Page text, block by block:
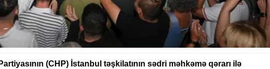
(CHP) İstanbul təşkilatının sədri məhkəmə qərarı ilə